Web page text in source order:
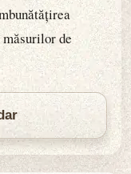
de